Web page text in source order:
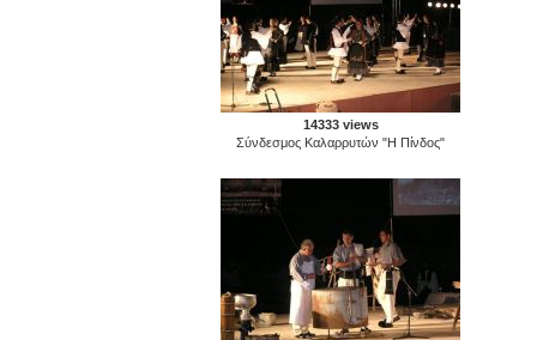
14333 views
Σύνδεσμος Καλαρρυτών "Η Πίνδος"